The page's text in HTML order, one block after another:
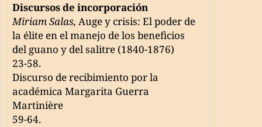
Discursos de incorporación
Miriam Salas, Auge y crisis: El poder de
la élite en el manejo de los beneficios
del guano y del salitre (1840-1876)
23-58.
Discurso de recibimiento por la
académica Margarita Guerra
Martinière
59-64.